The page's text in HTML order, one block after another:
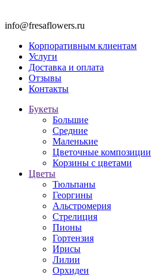
info@fresaflowers.ru
Корпоративным клиентам
Услуги
Доставка и оплата
Отзывы
Контакты
Букеты
Большие
Средние
Маленькие
Цветочные композиции
Корзины с цветами
Цветы
Тюльпаны
Георгины
Альстромерия
Стрелиция
Пионы
Гортензия
Ирисы
Лилии
Орхидеи